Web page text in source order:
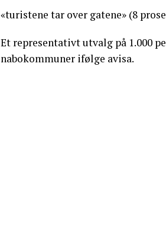
«turistene tar over gatene» (8
Et representativt utvalg på 1.000
nabokommuner ifølge avisa.